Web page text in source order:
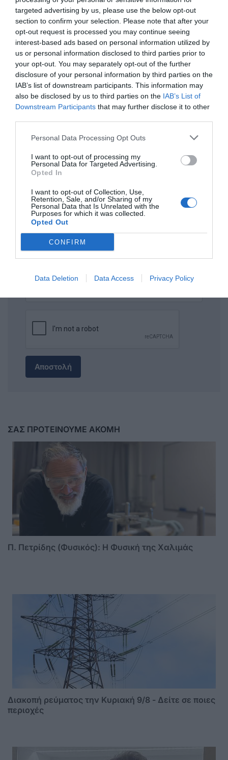
targeted advertising by us, please use the below opt-out
section to confirm your selection. Please note that after your
opt-out request is processed you may continue seeing
interest-based ads based on personal information utilized by
us or personal information disclosed to third parties prior to
your opt-out. You may separately opt-out of the further
disclosure of your personal information by third parties on the
IAB’s list of downstream participants. This information may
also be disclosed by us to third parties on the IAB’s List of
Downstream Participants that may further disclose it to other
Personal Data Processing Opt Outs
I want to opt-out of processing my
Personal Data for Targeted Advertising.
Opted In
I want to opt-out of Collection, Use,
Retention, Sale, and/or Sharing of my
Personal Data that Is Unrelated with the
Purposes for which it was collected.
Opted Out
CONFIRM
Data Deletion Data Access Privacy Policy
Η ανωνυμία είναι το καλύτερο κρησφύγετο δειλίας και
χυδαιότητας!
Σχόλια 0
Πρόσθεσε ένα σχόλιο
ΟΝΟΜΑ
ΣΧΟΛΙΟ
Αποστολή
ΣΑΣ ΠΡΟΤΕΙΝΟΥΜΕ ΑΚΟΜΗ
Π. Πετρίδης (Φυσικός): Η Φυσική της Χαλιμάς
Διακοπή ρεύματος την Κυριακή 9/8 - Δείτε σε ποιες
περιοχές